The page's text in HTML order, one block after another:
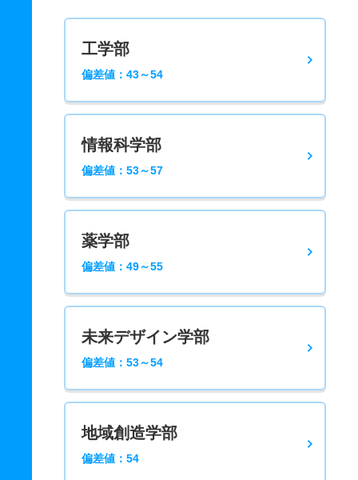
工学部
偏差値：43～54
情報科学部
偏差値：53～57
薬学部
偏差値：49～55
未来デザイン学部
偏差値：53～54
地域創造学部
偏差値：54